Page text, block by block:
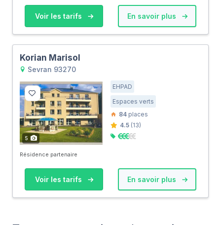
Voir les tarifs En savoir plus
Korian Marisol
Sevran 93270
5
EHPAD
Espaces verts
84 places
4.5 (13)
Résidence partenaire
Voir les tarifs En savoir plus